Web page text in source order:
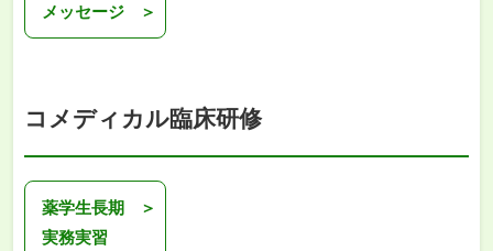
メッセージ
コメディカル臨床研修
薬学生長期
実務実習